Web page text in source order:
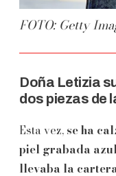
FOTO: Getty
Doña Letizia
dos piezas de
Esta vez, se ha
piel grabada
llevaba la